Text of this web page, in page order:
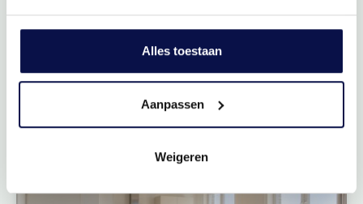
Alles toestaan
Aanpassen
Weigeren
Nette badkamer
Een frisse start